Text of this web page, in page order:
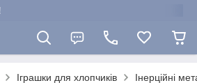
Іграшки для хлопчиків Інерційні